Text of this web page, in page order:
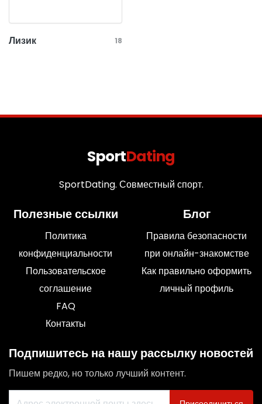
Лизик 18
SportDating
SportDating. Совместный спорт.
Полезные ссылки
Политика
конфиденциальности
Пользовательское
соглашение
FAQ
Контакты
Блог
Правила безопасности
при онлайн-знакомстве
Как правильно оформить
личный профиль
Подпишитесь на нашу рассылку новостей
Пишем редко, но только лучший контент.